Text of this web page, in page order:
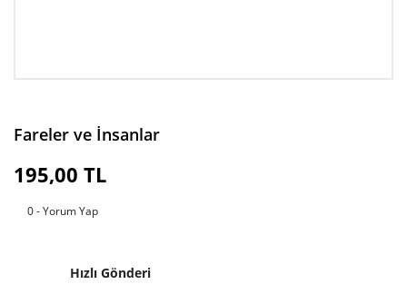
Fareler ve İnsanlar
195,00 TL
0 - Yorum Yap
Hızlı Gönderi